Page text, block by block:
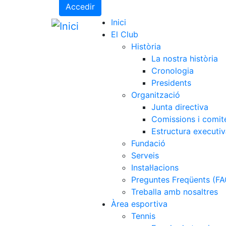
Accedir
Inici
El Club
Història
La nostra història
Cronologia
Presidents
Organització
Junta directiva
Comissions i
Estructura
Fundació
Serveis
Instal·lacions
Preguntes Freqüents
Treballa amb nosaltres
Àrea esportiva
Tennis